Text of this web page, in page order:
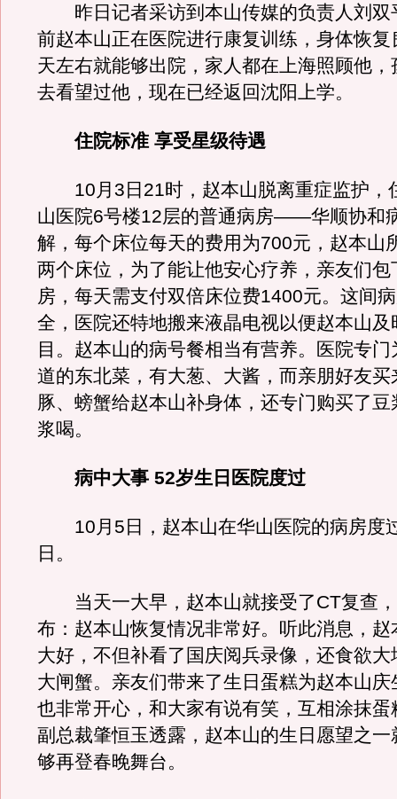
昨日记者采访到本山传媒的负责人刘双
前赵本山正在医院进行康复训练，身体恢
天左右就能够出院，家人都在上海照顾他，
去看望过他，现在已经返回沈阳上学。
住院标准 享受星级待遇
10月3日21时，赵本山脱离重症监护，
山医院6号楼12层的普通病房——华顺协和
解，每个床位每天的费用为700元，赵本山
两个床位，为了能让他安心疗养，亲友们包
房，每天需支付双倍床位费1400元。这间
全，医院还特地搬来液晶电视以便赵本山及
目。赵本山的病号餐相当有营养。医院专
道的东北菜，有大葱、大酱，而亲朋好友买
豚、螃蟹给赵本山补身体，还专门购买了豆
浆喝。
病中大事 52岁生日医院度过
10月5日，赵本山在华山医院的病房度
日。
当天一大早，赵本山就接受了CT复查，
布：赵本山恢复情况非常好。听此消息，赵
大好，不但补看了国庆阅兵录像，还食欲大
大闸蟹。亲友们带来了生日蛋糕为赵本山庆
也非常开心，和大家有说有笑，互相涂抹蛋
副总裁肇恒玉透露，赵本山的生日愿望之一
够再登春晚舞台。